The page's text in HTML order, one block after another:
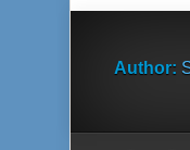
Author: